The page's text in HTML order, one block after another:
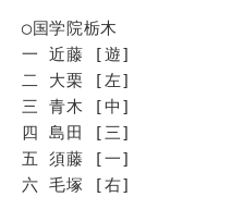
◯国学院栃木
一 近藤 [遊]
二 大栗 [左]
三 青木 [中]
四 島田 [三]
五 須藤 [一]
六 毛塚 [右]